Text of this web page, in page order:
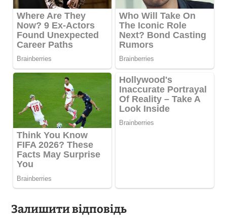
Залишити відповідь